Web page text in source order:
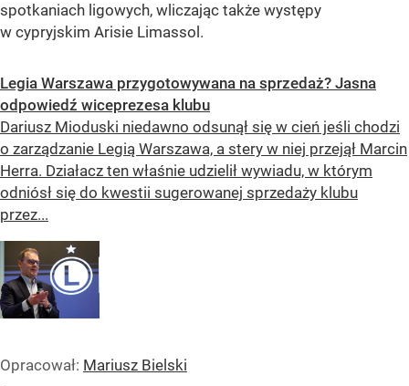
spotkaniach ligowych, wliczając także występy
w cypryjskim Arisie Limassol.
Legia Warszawa przygotowywana na sprzedaż? Jasna
odpowiedź wiceprezesa klubu
Dariusz Mioduski niedawno odsunął się w cień jeśli chodzi
o zarządzanie Legią Warszawa, a stery w niej przejął Marcin
Herra. Działacz ten właśnie udzielił wywiadu, w którym
odniósł się do kwestii sugerowanej sprzedaży klubu
przez...
Opracował: Mariusz Bielski